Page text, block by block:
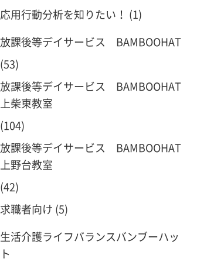
応用行動分析を知りたい！ (1)
放課後等デイサービス BAMBOOHAT
(53)
放課後等デイサービス BAMBOOHAT
上柴東教室
(104)
放課後等デイサービス BAMBOOHAT
上野台教室
(42)
求職者向け (5)
生活介護ライフバランスバンブーハッ
ト